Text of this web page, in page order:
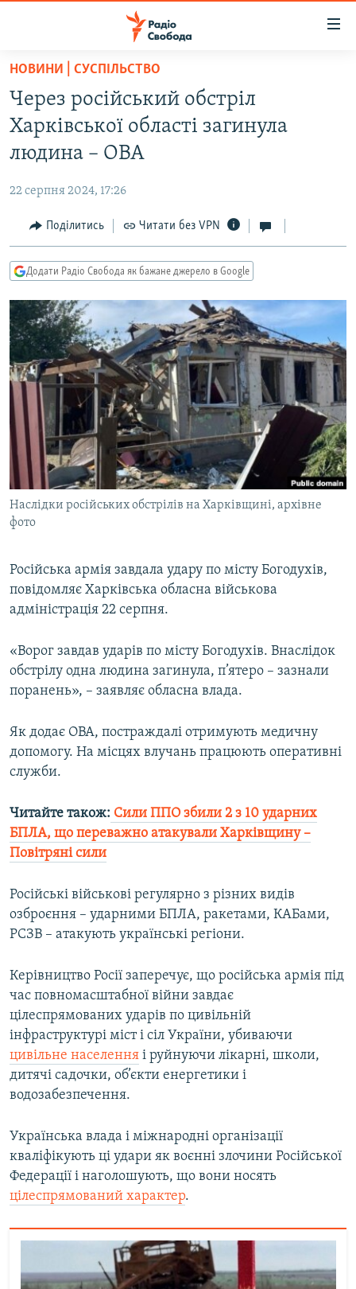
Перейти
основного
матеріалу
Перейти
до
основної
навігації
Перейти
до
пошуку
ВСЕ ЗА ДОБУ
СТАТТІ
ЕКОНОМІКА
СУСПІЛЬСТВО
УКРАЇНА
СВІТ
РОСІЙСЬКА «ФІЛЬТРАЦІЯ»
ДОНБАС.РЕАЛІЇ
ТИ ЯК?
СХЕМИ
КИТАЙ.ВИКЛИКИ
МУЛЬТИМЕДІА
ФОТО
СПЕЦПРОЄКТИ
ПОДКАСТИ
КРИМ РЕАЛІЇ
РУС
КТАТ
ДОЛУЧАЙСЯ!
Усі сайти RFE/RL
НОВИНИ | СУСПІЛЬСТВО
Через російський обстріл
Харківської області загинула
людина – ОВА
22 серпня 2024, 17:26
Поділитись Читати без VPN
Додати Радіо Свобода як бажане джерело в Google
Наслідки російських обстрілів на Харківщині, архівне
фото
Російська армія завдала удару по місту Богодухів,
повідомляє Харківська обласна військова
адміністрація 22 серпня.
«Ворог завдав ударів по місту Богодухів. Внаслідок
обстрілу одна людина загинула, п’ятеро – зазнали
поранень», – заявляє обласна влада.
Як додає ОВА, постраждалі отримують медичну
допомогу. На місцях влучань працюють оперативні
служби.
Читайте також: Сили ППО збили 2 з 10 ударних
БПЛА, що переважно атакували Харківщину –
Повітряні сили
Російські військові регулярно з різних видів
озброєння – ударними БПЛА, ракетами, КАБами,
РСЗВ – атакують українські регіони.
Керівництво Росії заперечує, що російська армія під
час повномасштабної війни завдає
цілеспрямованих ударів по цивільній
інфраструктурі міст і сіл України, убиваючи
цивільне населення і руйнуючи лікарні, школи,
дитячі садочки, об’єкти енергетики і
водозабезпечення.
Українська влада і міжнародні організації
кваліфікують ці удари як воєнні злочини Російської
Федерації і наголошують, що вони носять
цілеспрямований характер.